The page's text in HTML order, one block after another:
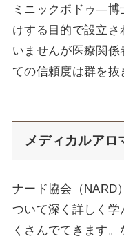
ミニックボドゥ―博
けする目的で設立
いませんが医療関
ての信頼度は群を抜
メディカルアロ
ナード協会（NARD
ついて深く詳しく学
くさんでてきます